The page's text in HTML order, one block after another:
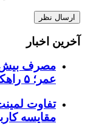
آخرین اخبار
مصرف بیش
عمر؛ ۵ راهکار متخصصان برای تعادل تغذیه‌ای
تفاوت
مقایسه